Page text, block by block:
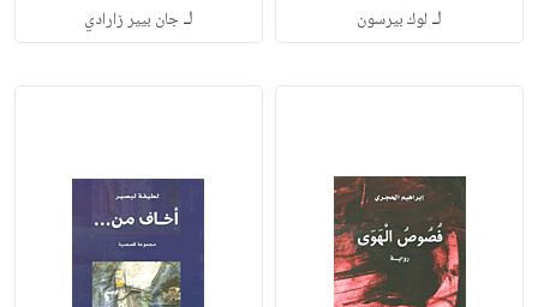
لـ لوك بيرسون لـجان بيير زارادي